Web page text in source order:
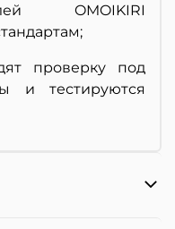
OMOIKIRI
проверку под
и тестируются